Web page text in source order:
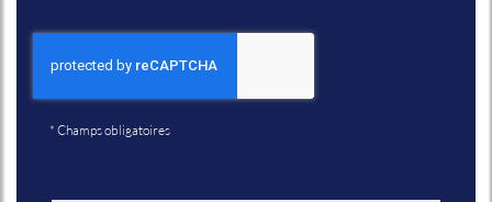
* Champs obligatoires